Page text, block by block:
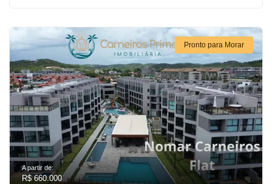
Pronto para Morar
A partir de:
R$ 660.000